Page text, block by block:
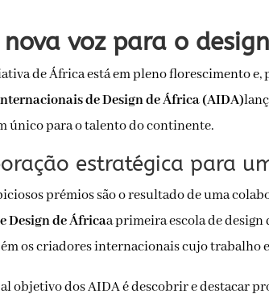
nova voz para o
de África está em pleno florescimento
de Design de África (AIDA)
único para o talento do continente.
estratégica para
prémios são o resultado de uma
Design de Áfricaa primeira escola de
os criadores internacionais cujo
objetivo dos AIDA é descobrir e destacar